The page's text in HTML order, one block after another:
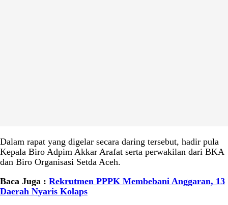
Dalam rapat yang digelar secara daring tersebut, hadir pula
Kepala Biro Adpim Akkar Arafat serta perwakilan dari BKA
dan Biro Organisasi Setda Aceh.
Baca Juga : Rekrutmen PPPK Membebani Anggaran, 13
Daerah Nyaris Kolaps